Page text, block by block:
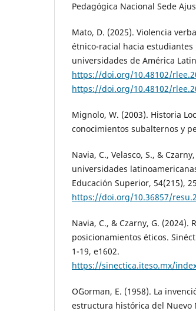
Pedagógica Nacional Sede
Mato, D. (2025). Violencia
étnico-racial hacia
universidades de América
https://doi.org/10.48102/
https://doi.org/10.48102/
Mignolo, W. (2003). Historia
conocimientos subalternos y
Navia, C., Velasco, S., &
universidades
Educación Superior, 54(215),
https://doi.org/10.36857/
Navia, C., & Czarny, G.
posicionamientos éticos.
1-19, e1602.
https://sinectica.iteso.mx/
O´Gorman, E. (1958). La
estructura histórica del Nuevo